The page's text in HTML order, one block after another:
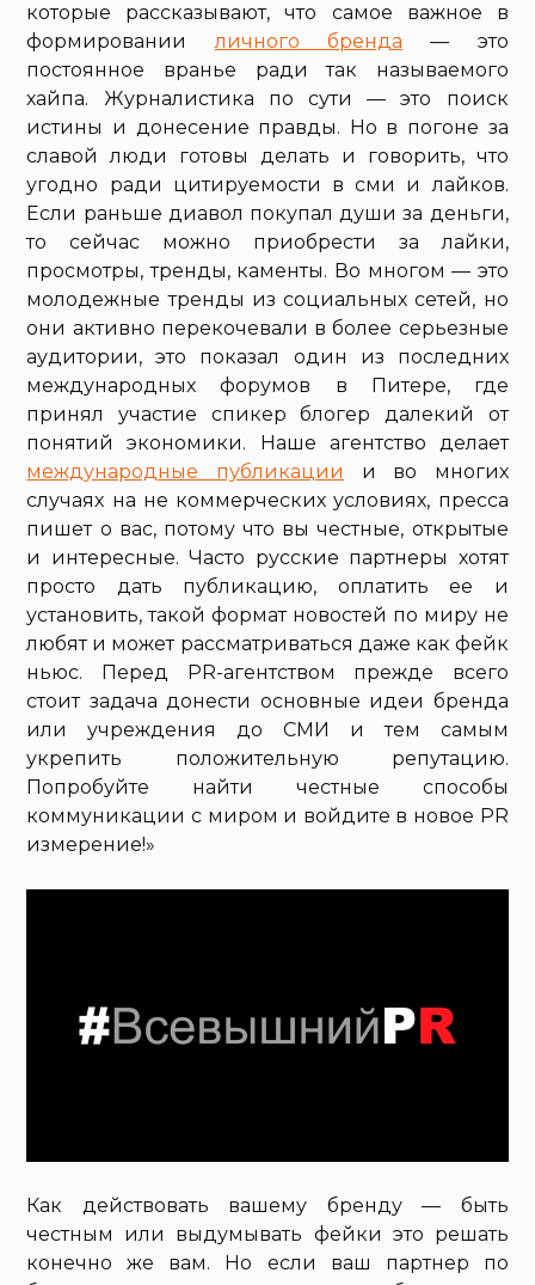
которые рассказывают, что самое важное в
формированииличного бренда — это
постоянное вранье ради так называемого
хайпа. Журналистика по сути — это поиск
истины и донесение правды. Но в погоне за
славой люди готовы делать и говорить, что
угодно ради цитируемости в сми и лайков.
Если раньше диавол покупал души за деньги,
то сейчас можно приобрести за лайки,
просмотры, тренды, каменты. Во многом — это
молодежные тренды из социальных сетей, но
они активно перекочевали в более серьезные
аудитории, это показал один из последних
международных форумов в Питере, где
принял участие спикер блогер далекий от
понятий экономики. Наше агентство делает
международные публикации
и во многих
случаях на не коммерческих условиях, пресса
пишет о вас, потому что вы честные, открытые
и интересные. Часто русские партнеры хотят
просто дать публикацию, оплатить ее и
установить, такой формат новостей по миру не
любят и может рассматриваться даже как фейк
ньюс. Перед PR-агентством прежде всего
стоит задача донести основные идеи бренда
или учреждения до СМИ и тем самым
укрепить положительную репутацию.
Попробуйте найти честные способы
коммуникации с миром и войдите в новое PR
измерение!»
Как действовать вашему бренду — быть
честным или выдумывать фейки это решать
конечно же вам. Но если ваш партнер по